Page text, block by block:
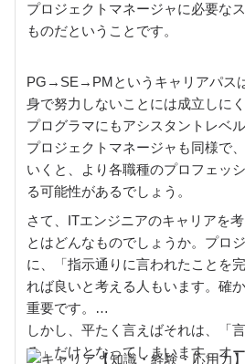
プロジェクトマネージャに必要な
ものだということです。
PG→SE→PMというキャリアパス
身で努力しないことには成立しに
プログラマにもアシスタントレベ
プロジェクトマネージャも同様で
いくと、より各職種のプロフェッ
る可能性があるでしょう。
さて、ITエンジニアのキャリアを
とはどんなものでしょうか。プロ
に、「指示通りに言われたことを
れば良いと考える人もいます。確
重要です。
しかし、平たく言えばそれは、「
る」だけとなってしまいます。オ